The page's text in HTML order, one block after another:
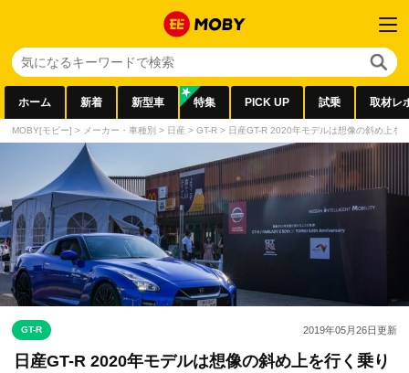
ホーム 新着 新型車 特集 PICK UP 試乗 取材レ
MOBY[モビー] > メーカー・車種別 > 日産 > GT-R > 日産GT-R 2020年モデルは想像の斜め上を
GT-R 2019年05月26日更新
日産GT-R 2020年モデルは想像の斜め上を行く乗り